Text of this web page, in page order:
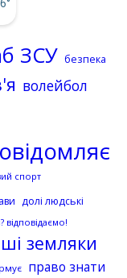
ЗСУ безпека
волейбол
спорт
долі людські
відповідаємо!
земляки
право знати